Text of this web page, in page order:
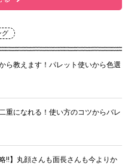
グ
ら教えます！パレット使いから色選
重になれる！使い方のコツからバレ
!!】丸顔さんも面長さんも今よりか